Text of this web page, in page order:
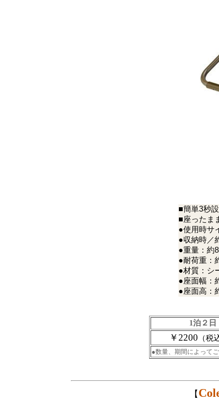
■簡単3秒
■座ったま
●使用時サ
●収納時／
●重量：約
●耐荷重：
●材質：シ
●座面幅：
●座面高：
1泊２日
￥2200 （税
●数量、期間によって
【